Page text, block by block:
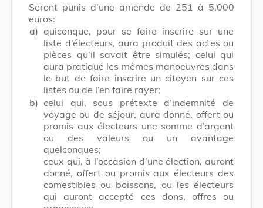
Seront punis d'une amende de 251 à 5.000
euros:
a) quiconque, pour se faire inscrire sur une
liste d’électeurs, aura produit des actes ou
pièces qu’il savait être simulés; celui qui
aura pratiqué les mêmes manoeuvres dans
le but de faire inscrire un citoyen sur ces
listes ou de l’en faire rayer;
b) celui qui, sous prétexte d’indemnité de
voyage ou de séjour, aura donné, offert ou
promis aux électeurs une somme d’argent
ou des valeurs ou un avantage
quelconques;
ceux qui, à l’occasion d’une élection, auront
donné, offert ou promis aux électeurs des
comestibles ou boissons, ou les électeurs
qui auront accepté ces dons, offres ou